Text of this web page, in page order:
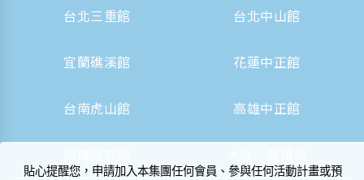
台北三重館 台北中山館
宜蘭礁溪館 花蓮中正館
台南虎山館 高雄中正館
貼心提醒您，申請加入本集團任何會員、參與任何活動計畫或預